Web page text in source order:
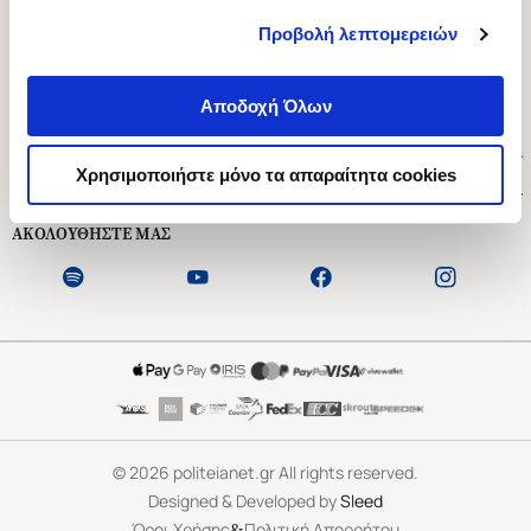
Προβολή λεπτομερειών
Αποδοχή Όλων
Χρησιμοποιήστε μόνο τα απαραίτητα cookies
Ασκληπιού 1-3, Αθήνα 106 79
Δευτέρα - Παρασκευή 09:00-21:00
Εξυπηρέτηση Πελατών
ΑΚΟΛΟΥΘΗΣΤΕ ΜΑΣ
©2026 politeianet.gr All rights reserved.
Designed & Developed bySleed